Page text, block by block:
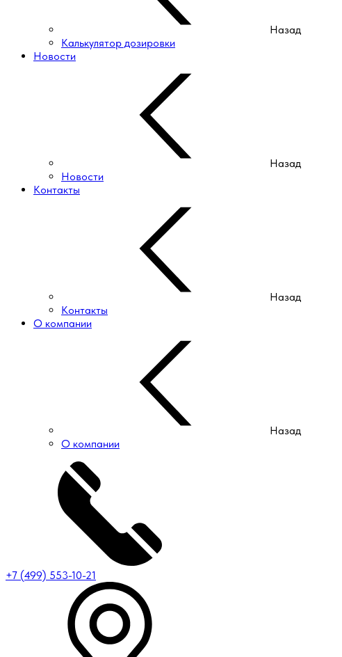
Назад
Калькулятор дозировки
Новости
Назад
Новости
Контакты
Назад
Контакты
О компании
Назад
О компании
+7 (499) 553-10-21